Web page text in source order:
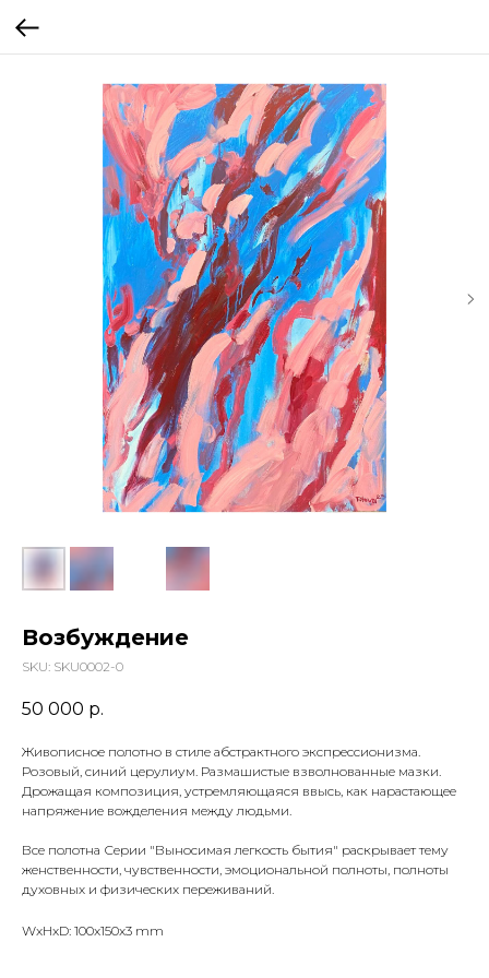
Возбуждение
SKU: SKU0002-0
50 000 р.
Живописное полотно в стиле абстрактного экспрессионизма.
Розовый, синий церулиум. Размашистые взволнованные мазки.
Дрожащая композиция, устремляющаяся ввысь, как нарастающее
напряжение вожделения между людьми.
Все полотна Серии "Выносимая легкость бытия" раскрывает тему
женственности, чувственности, эмоциональной полноты, полноты
духовных и физических переживаний.
WxHxD: 100x150x3 mm